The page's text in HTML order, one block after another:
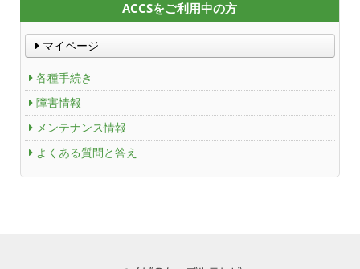
ACCSをご利用中の方
マイページ
各種手続き
障害情報
メンテナンス情報
よくある質問と答え